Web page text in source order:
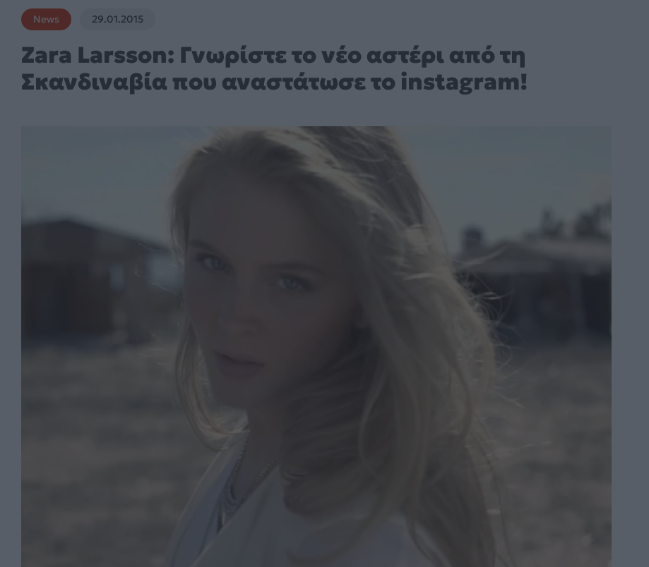
News 29.01.2015
Zara Larsson: Γνωρίστε το νέο αστέρι από τη
Σκανδιναβία που αναστάτωσε το instagram!